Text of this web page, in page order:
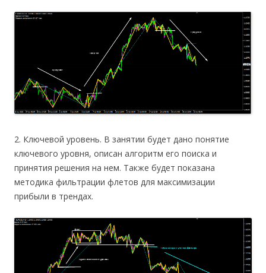
2. Ключевой уровень. В занятии будет дано понятие
ключевого уровня, описан алгоритм его поиска и
принятия решения на нем. Также будет показана
методика фильтрации флетов для максимизации
прибыли в трендах.